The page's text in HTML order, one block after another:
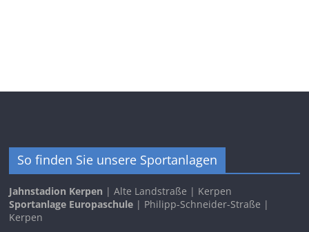
So finden Sie unsere Sportanlagen
Jahnstadion Kerpen | Alte Landstraße | Kerpen
Sportanlage Europaschule | Philipp-Schneider-Straße |
Kerpen